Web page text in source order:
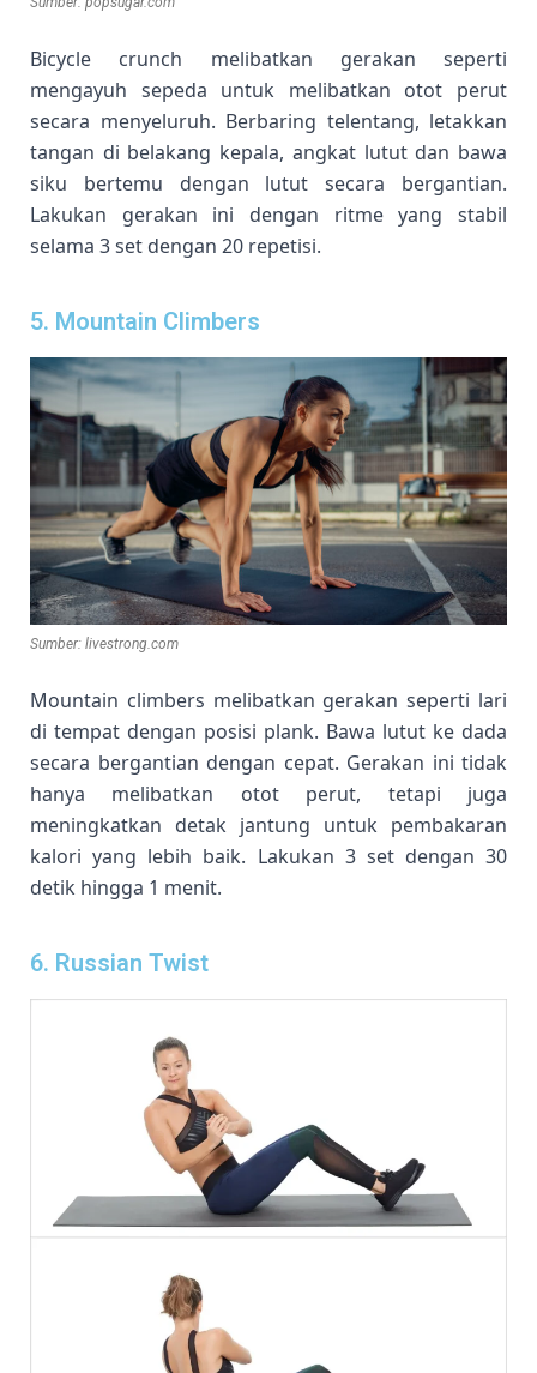
Bicycle crunch melibatkan gerakan seperti
mengayuh sepeda untuk melibatkan otot perut
secara menyeluruh. Berbaring telentang, letakkan
tangan di belakang kepala, angkat lutut dan bawa
siku bertemu dengan lutut secara bergantian.
Lakukan gerakan ini dengan ritme yang stabil
selama 3 set dengan 20 repetisi.
5. Mountain Climbers
Sumber: livestrong.com
Mountain climbers melibatkan gerakan seperti lari
di tempat dengan posisi plank. Bawa lutut ke dada
secara bergantian dengan cepat. Gerakan ini tidak
hanya melibatkan otot perut, tetapi juga
meningkatkan detak jantung untuk pembakaran
kalori yang lebih baik. Lakukan 3 set dengan 30
detik hingga 1 menit.
6. Russian Twist